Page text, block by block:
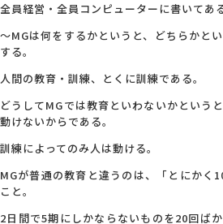
全員経営・全員コンピューターに書いてあ
～MGは何をするかというと、どちらかと
する。
人間の教育・訓練、とくに訓練である。
どうしてMGでは教育といわないかという
動けないからである。
訓練によってのみ人は動ける。
MGが普通の教育と違うのは、「とにかく
こと。
2日間で5期にしかならないものを20回ば